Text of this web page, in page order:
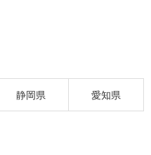
静岡県 愛知県